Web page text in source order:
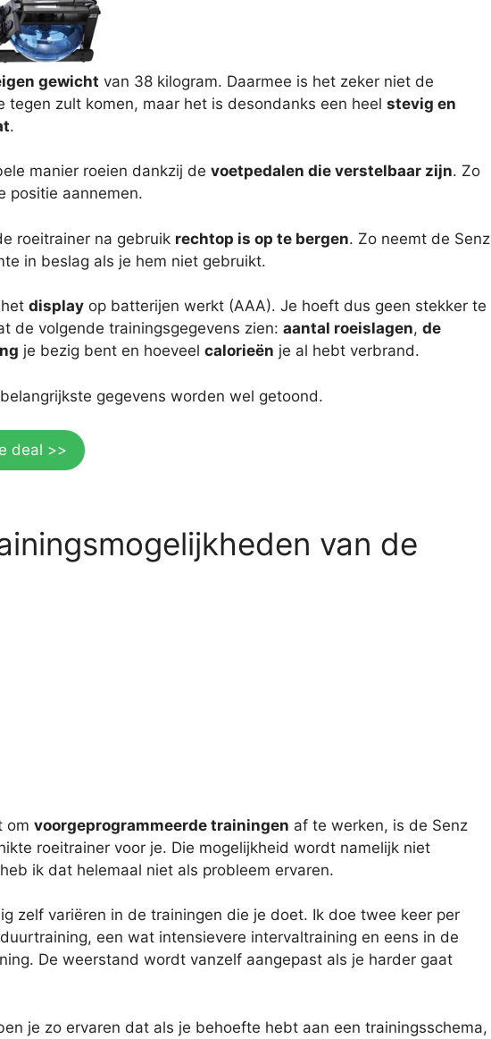
gewicht van 38 kilogram. Daarmee is het zeker niet de
tegen zult komen, maar het is desondanks een heel stevig en
.
manier roeien dankzij de voetpedalen die verstelbaar zijn. Zo
positie aannemen.
roeitrainer na gebruik rechtop is op te bergen. Zo neemt de Senz
in beslag als je hem niet gebruikt.
displayop batterijen werkt (AAA). Je hoeft dus geen stekker te
de volgende trainingsgegevens zien: aantal roeislagen, de
je bezig bent en hoeveel calorieën je al hebt verbrand.
gegevens worden wel getoond.
deal >>
van de
om voorgeprogrammeerde trainingen af te werken, is de Senz
roeitrainer voor je. Die mogelijkheid wordt namelijk niet
ik dat helemaal niet als probleem ervaren.
zelf variëren in de trainingen die je doet. Ik doe twee keer per
een wat intensievere intervaltraining en eens in de
De weerstand wordt vanzelf aangepast als je harder gaat
je zo ervaren dat als je behoefte hebt aan een trainingsschema,